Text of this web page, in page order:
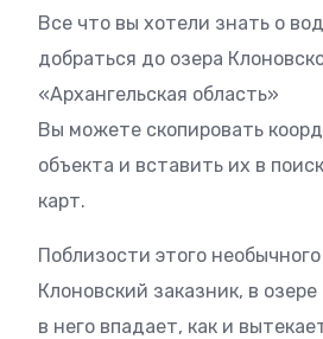
Все что вы хотели знать о
добраться до озера
«Архангельская область»
Вы можете скопировать
объекта и вставить их в
карт.
Поблизости этого
Клоновский заказник, в
в него впадает, как и